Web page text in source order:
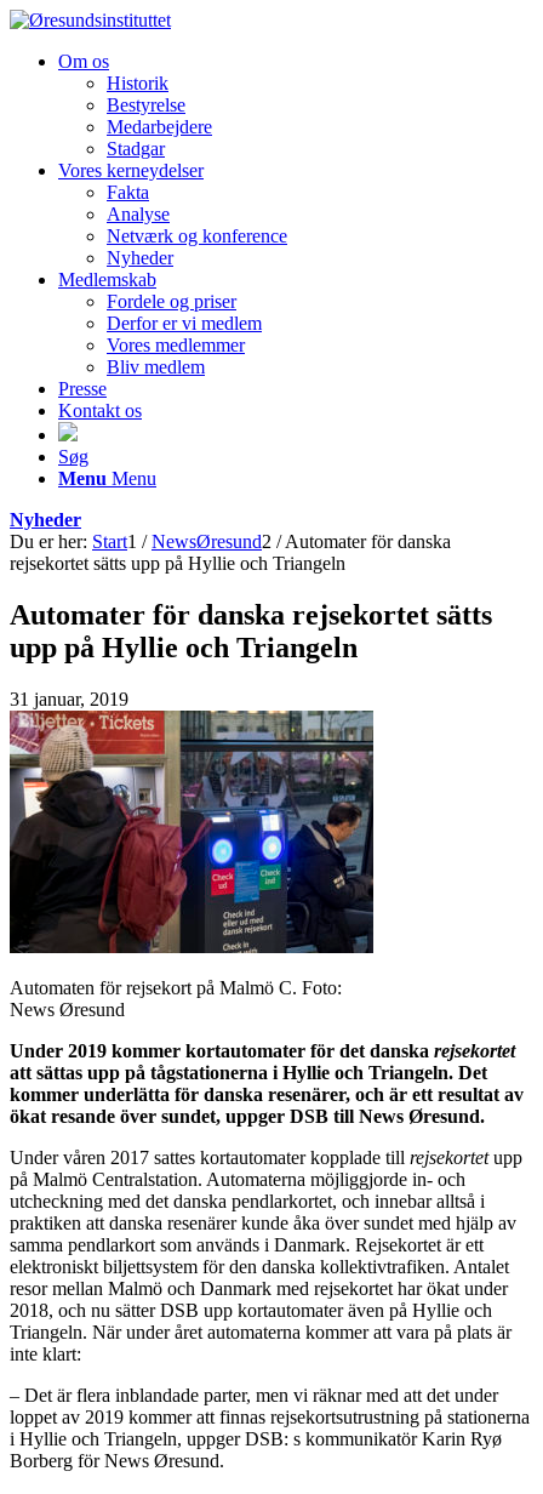
Om os
Historik
Bestyrelse
Medarbejdere
Stadgar
Vores kerneydelser
Fakta
Analyse
Netværk og konference
Nyheder
Medlemskab
Fordele og priser
Derfor er vi medlem
Vores medlemmer
Bliv medlem
Presse
Kontakt os
Søg
Menu Menu
Nyheder
Du er her: Start1 / NewsØresund2 / Automater för danska
rejsekortet sätts upp på Hyllie och Triangeln
Automater för danska rejsekortet sätts
upp på Hyllie och Triangeln
31 januar, 2019
Automaten för rejsekort på Malmö C. Foto:
News Øresund
Under 2019 kommer kortautomater för det danska rejsekortet
att sättas upp på tågstationerna i Hyllie och Triangeln. Det
kommer underlätta för danska resenärer, och är ett resultat av
ökat resande över sundet, uppger DSB till News Øresund.
Under våren 2017 sattes kortautomater kopplade till rejsekortetupp
på Malmö Centralstation. Automaterna möjliggjorde in- och
utcheckning med det danska pendlarkortet, och innebar alltså i
praktiken att danska resenärer kunde åka över sundet med hjälp av
samma pendlarkort som används i Danmark. Rejsekortet är ett
elektroniskt biljettsystem för den danska kollektivtrafiken. Antalet
resor mellan Malmö och Danmark med rejsekortet har ökat under
2018, och nu sätter DSB upp kortautomater även på Hyllie och
Triangeln. När under året automaterna kommer att vara på plats är
inte klart:
– Det är flera inblandade parter, men vi räknar med att det under
loppet av 2019 kommer att finnas rejsekortsutrustning på stationerna
i Hyllie och Triangeln, uppger DSB: s kommunikatör Karin Ryø
Borberg för News Øresund.